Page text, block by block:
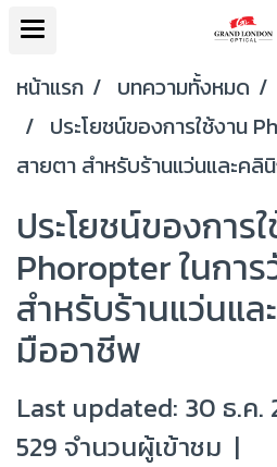
หน้าแรก บทความทั้งหมด
ประโยชน์ของการใช้งาน
สายตา สำหรับร้านแว่นและค
ประโยชน์ของการ
Phoropter ในกา
สำหรับร้านแว่นแ
มืออาชีพ
Last updated: 30 ธ.ค.
529 จำนวนผู้เข้าชม |